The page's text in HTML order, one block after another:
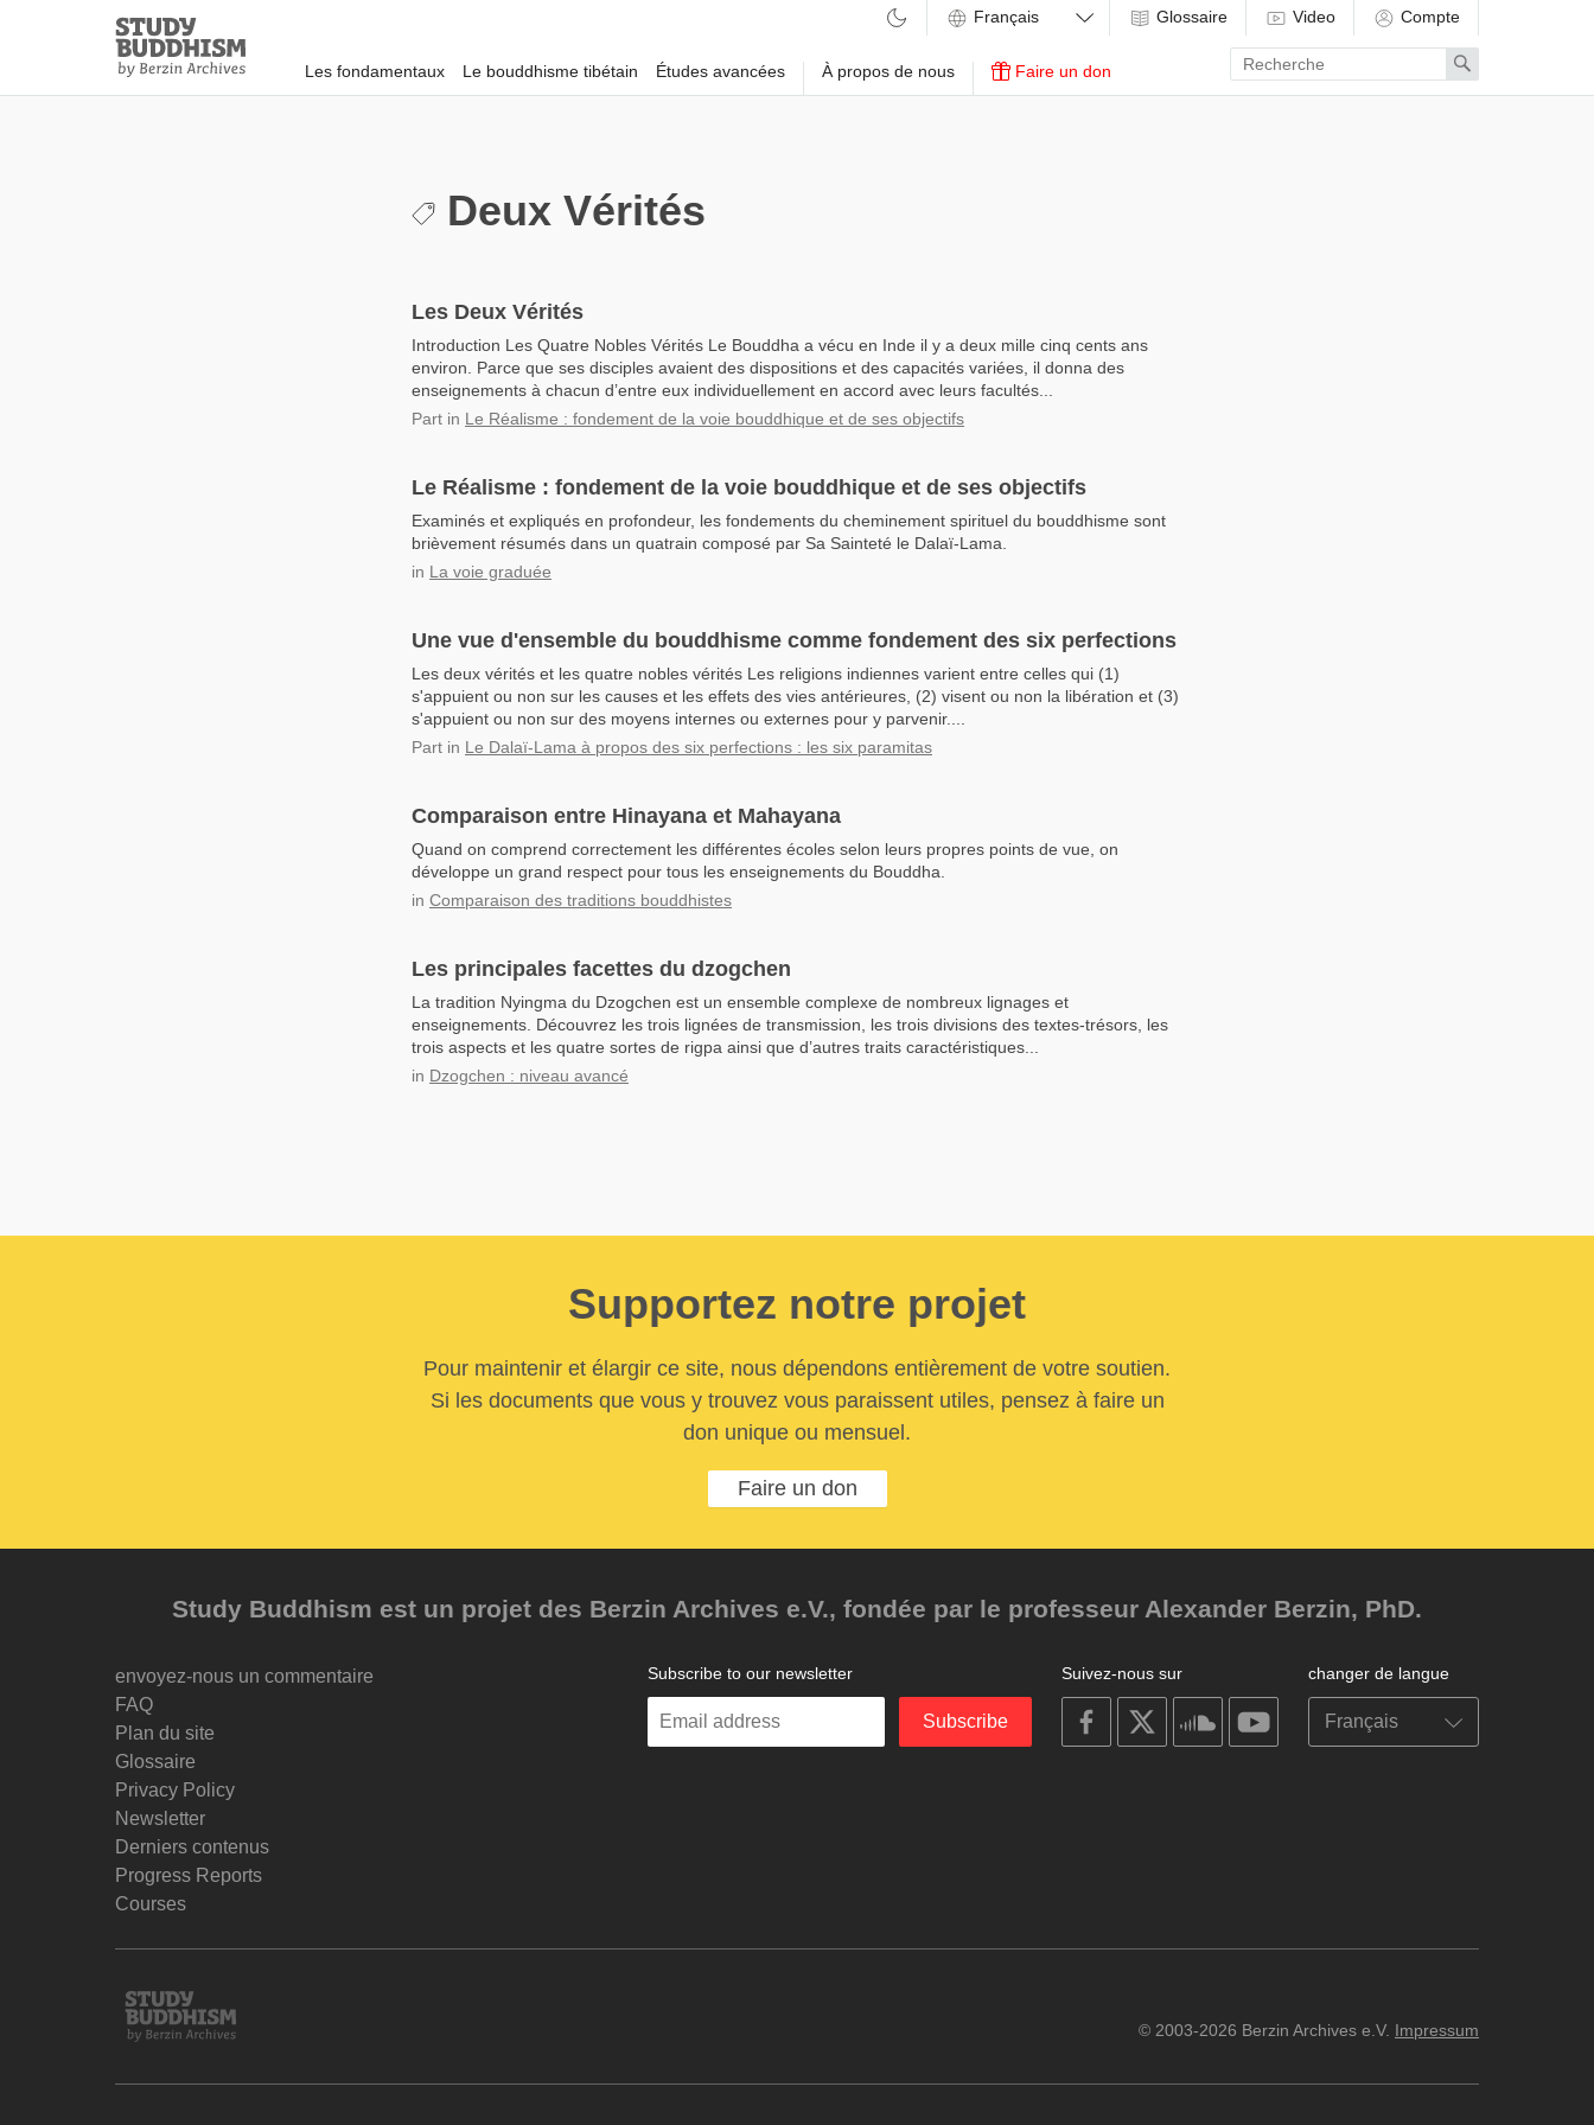
Study
Buddhism
Home
Les fondamentaux Le bouddhisme tibétain Études avancées À propos de nous Faire un don
Glossaire Video Compte
Enter
search
term
Search
Deux Vérités
Les Deux Vérités
Introduction Les Quatre Nobles Vérités Le Bouddha a vécu en Inde il y a deux mille cinq cents ans
environ. Parce que ses disciples avaient des dispositions et des capacités variées, il donna des
enseignements à chacun d’entre eux individuellement en accord avec leurs facultés...
Part in Le Réalisme : fondement de la voie bouddhique et de ses objectifs
Le Réalisme : fondement de la voie bouddhique et de ses objectifs
Examinés et expliqués en profondeur, les fondements du cheminement spirituel du bouddhisme sont
brièvement résumés dans un quatrain composé par Sa Sainteté le Dalaï-Lama.
in La voie graduée
Une vue d'ensemble du bouddhisme comme fondement des six perfections
Les deux vérités et les quatre nobles vérités Les religions indiennes varient entre celles qui (1)
s'appuient ou non sur les causes et les effets des vies antérieures, (2) visent ou non la libération et (3)
s'appuient ou non sur des moyens internes ou externes pour y parvenir....
Part in Le Dalaï-Lama à propos des six perfections : les six paramitas
Comparaison entre Hinayana et Mahayana
Quand on comprend correctement les différentes écoles selon leurs propres points de vue, on
développe un grand respect pour tous les enseignements du Bouddha.
in Comparaison des traditions bouddhistes
Les principales facettes du dzogchen
La tradition Nyingma du Dzogchen est un ensemble complexe de nombreux lignages et
enseignements. Découvrez les trois lignées de transmission, les trois divisions des textes-trésors, les
trois aspects et les quatre sortes de rigpa ainsi que d’autres traits caractéristiques...
in Dzogchen : niveau avancé
Supportez notre projet
Pour maintenir et élargir ce site, nous dépendons entièrement de votre soutien.
Si les documents que vous y trouvez vous paraissent utiles, pensez à faire un
don unique ou mensuel.
Faire un don
Study Buddhism est un projet des Berzin Archives e.V., fondée par le professeur Alexander Berzin, PhD.
envoyez-nous un commentaire
FAQ
Plan du site
Glossaire
Privacy Policy
Newsletter
Derniers contenus
Progress Reports
Courses
changer de langue
Suivez-nous sur
on
facebook
soundcloudyoutube
Subscribe to our newsletter
Enter
Subscribe
Study
Buddhism
© 2003-2026 Berzin Archives e.V. Impressum